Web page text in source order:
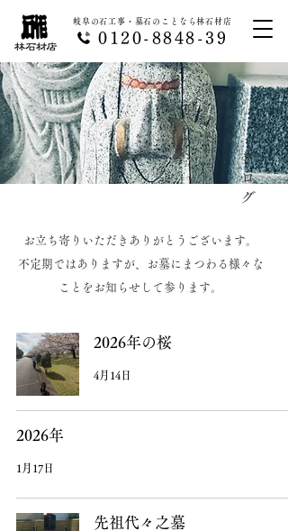
岐阜の石工事・墓石のことなら林石材店
0120-8848-39
お立ち寄りいただきありがとうございます。
不定期ではありますが、お墓にまつわる様々な
ことをお知らせして参ります。
ブログ
2026年の桜
4月14日
2026年
1月17日
先祖代々之墓